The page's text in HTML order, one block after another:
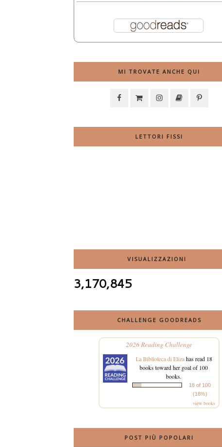
MI TROVATE ANCHE QUI
LETTORI FISSI
VISUALIZZAZIONI
3,170,845
CHALLENGE GOODREADS
2026 Reading Challenge
La Biblioteca di Elizahas read 18
books toward her goal of 100
books.
18 of 100
(18%)
view books
POST PIÙ POPOLARI